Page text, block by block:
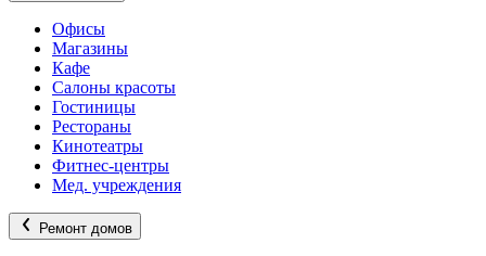
Офисы
Магазины
Кафе
Салоны красоты
Гостиницы
Рестораны
Кинотеатры
Фитнес-центры
Мед. учреждения
Ремонт домов